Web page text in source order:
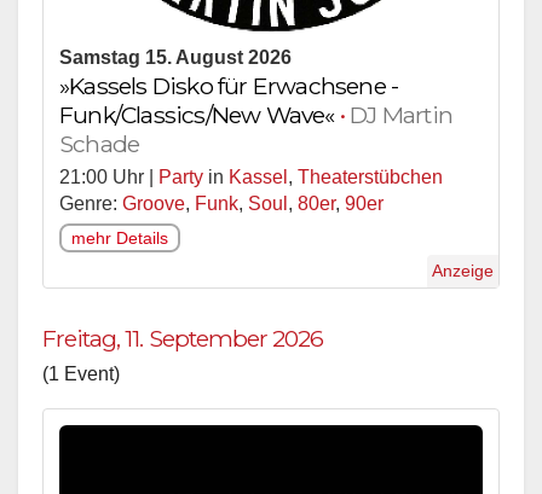
Samstag 15. August 2026
»Kassels Disko für Erwachsene -
Funk/Classics/New Wave« • DJ Martin
Schade
21:00 Uhr | Party in Kassel , Theaterstübchen
Genre: Groove, Funk, Soul , 80er, 90er
mehr Details
Anzeige
Freitag, 11. September 2026
(1 Event)